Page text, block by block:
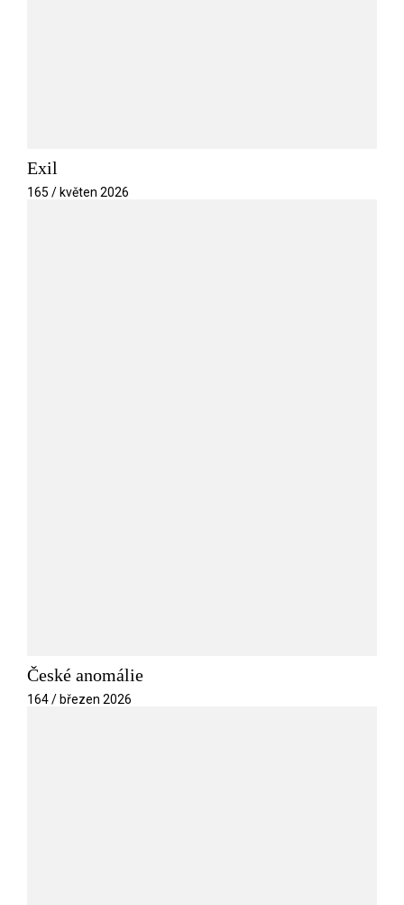
Exil
165 / květen 2026
České anomálie
164 / březen 2026